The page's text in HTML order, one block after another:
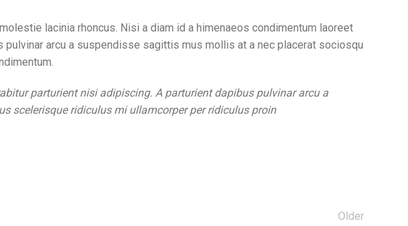
lacinia rhoncus. Nisi a diam id a himenaeos condimentum laoreet
arcu a suspendisse sagittis mus mollis at a nec placerat sociosqu
parturient nisi adipiscing. A parturient dapibus pulvinar arcu a
scelerisque ridiculus mi ullamcorper per ridiculus proin
Older